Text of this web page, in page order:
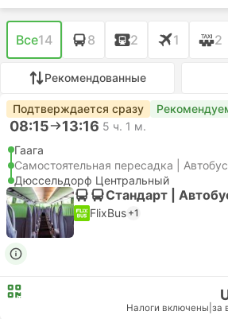
Все14 8 2 1 2
Рекомендованные
Подтверждается сразу
08:15 13:16 5 ч. 1 м.
Гаага
Самостоятельная пересадка |
Дюссельдорф Центральный
Стандарт |
FlixBus +1
Налоги включены за